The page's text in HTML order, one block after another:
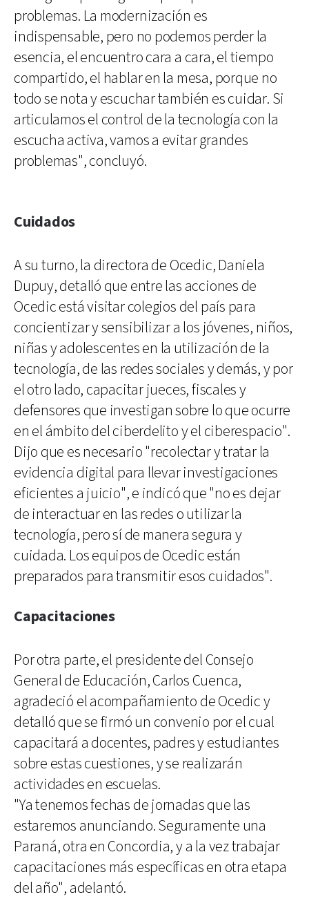
problemas. La modernización es
indispensable, pero no podemos perder la
esencia, el encuentro cara a cara, el tiempo
compartido, el hablar en la mesa, porque no
todo se nota y escuchar también es cuidar. Si
articulamos el control de la tecnología con la
escucha activa, vamos a evitar grandes
problemas", concluyó.
Cuidados
A su turno, la directora de Ocedic, Daniela
Dupuy, detalló que entre las acciones de
Ocedic está visitar colegios del país para
concientizar y sensibilizar a los jóvenes, niños,
niñas y adolescentes en la utilización de la
tecnología, de las redes sociales y demás, y por
el otro lado, capacitar jueces, fiscales y
defensores que investigan sobre lo que ocurre
en el ámbito del ciberdelito y el ciberespacio".
Dijo que es necesario "recolectar y tratar la
evidencia digital para llevar investigaciones
eficientes a juicio", e indicó que "no es dejar
de interactuar en las redes o utilizar la
tecnología, pero sí de manera segura y
cuidada. Los equipos de Ocedic están
preparados para transmitir esos cuidados".
Capacitaciones
Por otra parte, el presidente del Consejo
General de Educación, Carlos Cuenca,
agradeció el acompañamiento de Ocedic y
detalló que se firmó un convenio por el cual
capacitará a docentes, padres y estudiantes
sobre estas cuestiones, y se realizarán
actividades en escuelas.
"Ya tenemos fechas de jornadas que las
estaremos anunciando. Seguramente una
Paraná, otra en Concordia, y a la vez trabajar
capacitaciones más específicas en otra etapa
del año", adelantó.